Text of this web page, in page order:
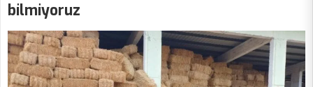
bilmiyoruz